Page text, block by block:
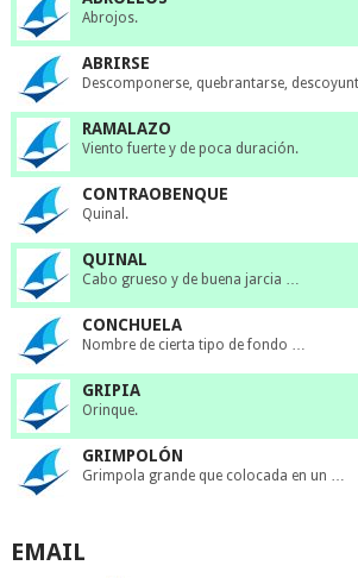
Abrojos.
ABRIRSE
Descomponerse, quebrantarse,
RAMALAZO
Viento fuerte y de poca duración.
CONTRAOBENQUE
Quinal.
QUINAL
Cabo grueso y de buena jarcia …
CONCHUELA
Nombre de cierta tipo de fondo …
GRIPIA
Orinque.
GRIMPOLÓN
Grimpola grande que colocada en un …
EMAIL